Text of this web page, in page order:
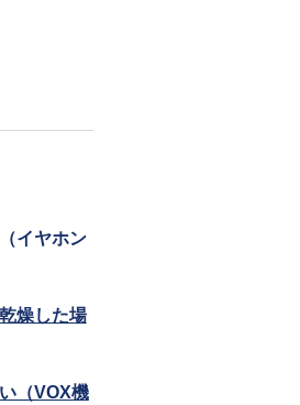
イヤホン
燥した場
（VOX機